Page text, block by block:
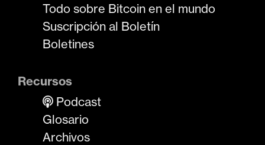
Todo sobre Bitcoin en el mundo
Suscripción al Boletín
Boletines
Recursos
Podcast
Glosario
Archivos